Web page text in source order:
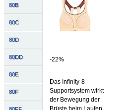
80B
80C
80D
80DD
80E
80F
80FF
-22%
Das Infinity-8-
Supportsystem wirkt
der Bewegung der
Brüste beim Laufen